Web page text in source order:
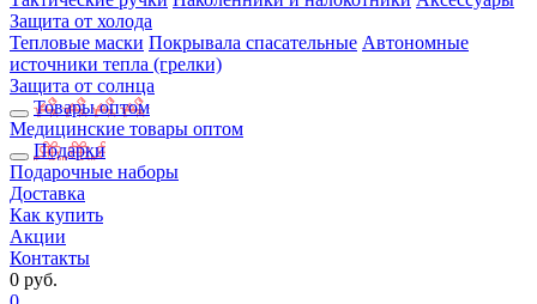
Защита от холода
Тепловые маски Покрывала спасательные Автономные
источники тепла (грелки)
Защита от солнца
Товары оптом
Медицинские товары оптом
Подарки
Подарочные наборы
Доставка
Как купить
Акции
Контакты
0 руб.